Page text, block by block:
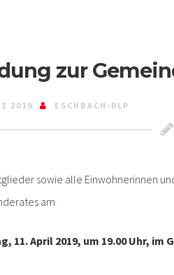
zur
2019 ESCHBACH-RLP
sowie alle Einwohnerinnen
am
11. April 2019, um 19.00 Uhr, im